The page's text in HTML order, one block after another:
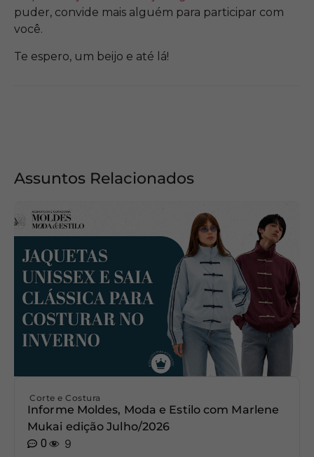
puder, convide mais alguém para participar com
você.
Te espero, um beijo e até lá!
Assuntos Relacionados
Corte e Costura
Informe Moldes, Moda e Estilo com Marlene
Mukai edição Julho/2026
0
9